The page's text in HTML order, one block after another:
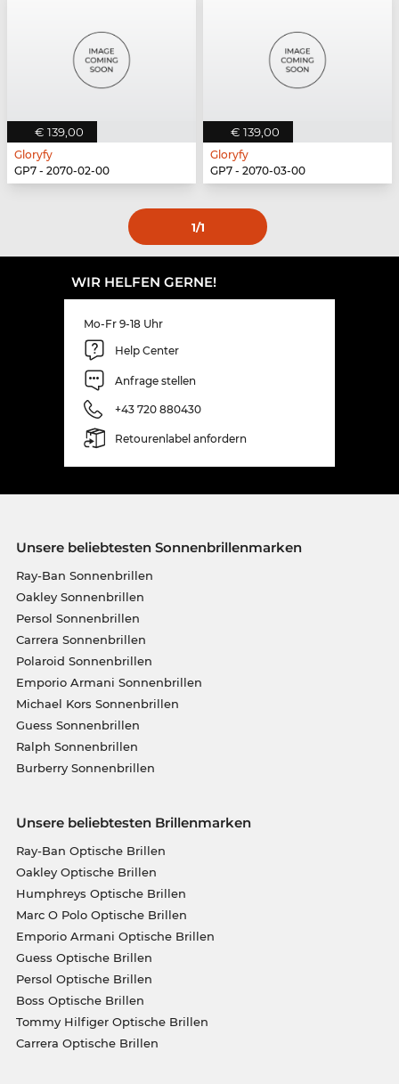
€ 139,00
Gloryfy
GP7 - 2070-02-00
€ 139,00
Gloryfy
GP7 - 2070-03-00
1/1
WIR HELFEN GERNE!
Mo-Fr 9-18 Uhr
Help Center
Anfrage stellen
+43 720 880430
Retourenlabel anfordern
Unsere beliebtesten Sonnenbrillenmarken
Ray-Ban Sonnenbrillen
Oakley Sonnenbrillen
Persol Sonnenbrillen
Carrera Sonnenbrillen
Polaroid Sonnenbrillen
Emporio Armani Sonnenbrillen
Michael Kors Sonnenbrillen
Guess Sonnenbrillen
Ralph Sonnenbrillen
Burberry Sonnenbrillen
Unsere beliebtesten Brillenmarken
Ray-Ban Optische Brillen
Oakley Optische Brillen
Humphreys Optische Brillen
Marc O Polo Optische Brillen
Emporio Armani Optische Brillen
Guess Optische Brillen
Persol Optische Brillen
Boss Optische Brillen
Tommy Hilfiger Optische Brillen
Carrera Optische Brillen